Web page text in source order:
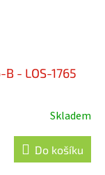
- LOS-1765
Skladem
Do košíku